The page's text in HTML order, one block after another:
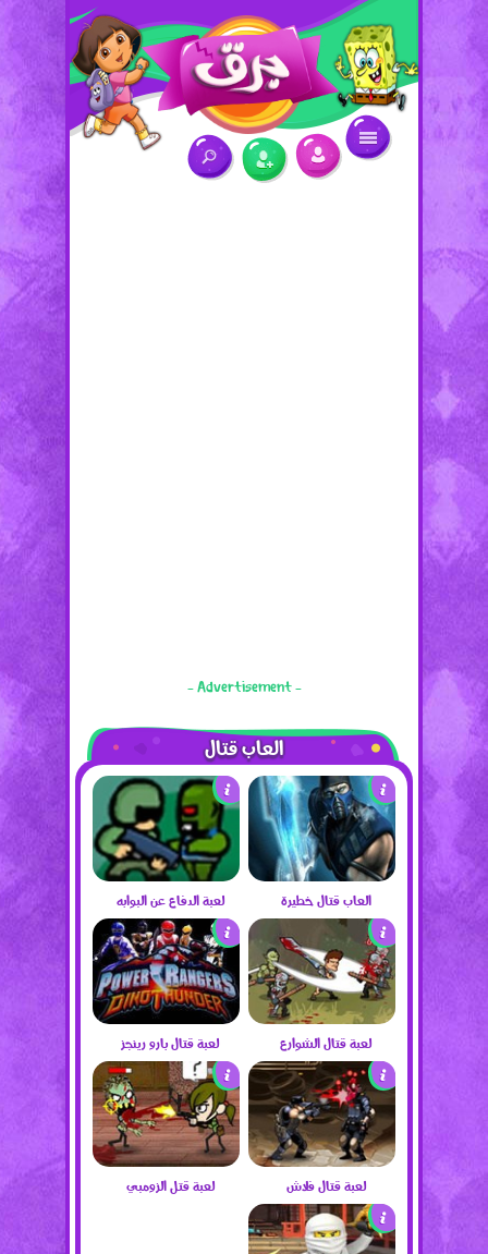
- Advertisement -
العاب قتال
العاب قتال خطيرة لعبة الدفاع عن البوابه
لعبة قتال الشوارع لعبة قتال بارو رينجز
لعبة قتال فلاش لعبة قتل الزومبي